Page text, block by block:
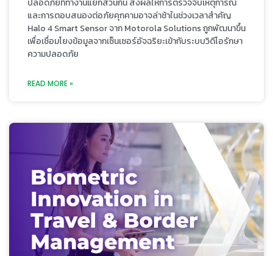
ปลอดภัยที่ทำงานแยกส่วนกัน ส่งผลให้การตรวจจับเหตุการณ์
และการตอบสนองต่อภัยคุกคามอาจล่าช้าในช่วงเวลาสำคัญ
Halo 4 Smart Sensor จาก Motorola Solutions ถูกพัฒนาขึ้น
เพื่อเชื่อมโยงข้อมูลจากเซ็นเซอร์อัจฉริยะเข้ากับระบบวิดีโอรักษา
ความปลอดภัย
READ MORE »